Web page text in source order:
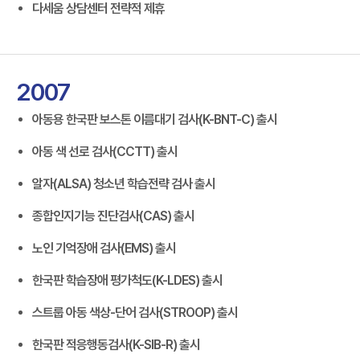
다세움 상담센터 전략적 제휴
2007
아동용 한국판 보스톤 이름대기 검사(K-BNT-C) 출시
아동 색 선로 검사(CCTT) 출시
알자(ALSA) 청소년 학습전략 검사 출시
종합인지기능 진단검사(CAS) 출시
노인 기억장애 검사(EMS) 출시
한국판 학습장애 평가척도(K-LDES) 출시
스트룹 아동 색상-단어 검사(STROOP) 출시
한국판 적응행동검사(K-SIB-R) 출시